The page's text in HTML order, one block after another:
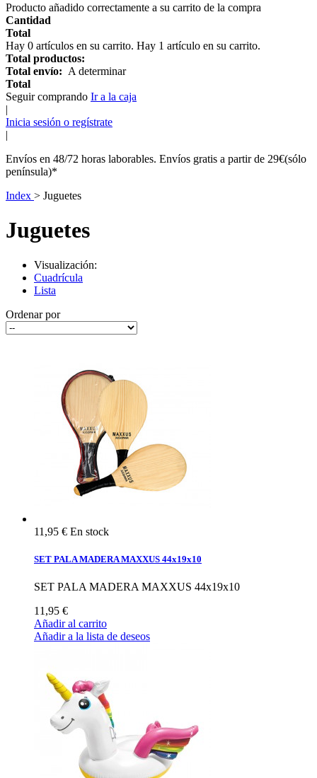
Producto añadido correctamente a su carrito de la compra
Cantidad
Total
Hay 0 artículos en su carrito. Hay 1 artículo en su carrito.
Total productos:
Total envío: A determinar
Total
Seguir comprando Ir a la caja
|
Inicia sesión o regístrate
|
Envíos en 48/72 horas laborables. Envíos gratis a partir de 29€(sólo
península)*
Index > Juguetes
Juguetes
Visualización:
Cuadrícula
Lista
Ordenar por
11,95 € En stock
SET PALA MADERA MAXXUS 44x19x10
SET PALA MADERA MAXXUS 44x19x10
11,95 €
Añadir al carrito
Añadir a la lista de deseos